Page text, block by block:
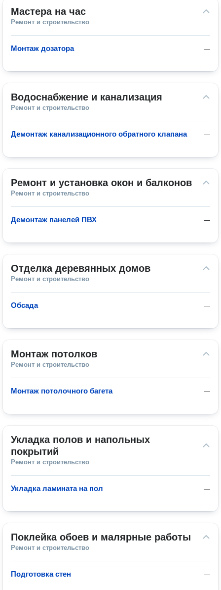
Мастера на час
Ремонт и строительство
—
Монтаж дозатора
Водоснабжение и канализация
Ремонт и строительство
—
Демонтаж канализационного обратного клапана
Ремонт и установка окон и балконов
Ремонт и строительство
—
Демонтаж панелей ПВХ
Отделка деревянных домов
Ремонт и строительство
—
Обсада
Монтаж потолков
Ремонт и строительство
—
Монтаж потолочного багета
Укладка полов и напольных
покрытий
Ремонт и строительство
—
Укладка ламината на пол
Поклейка обоев и малярные работы
Ремонт и строительство
—
Подготовка стен